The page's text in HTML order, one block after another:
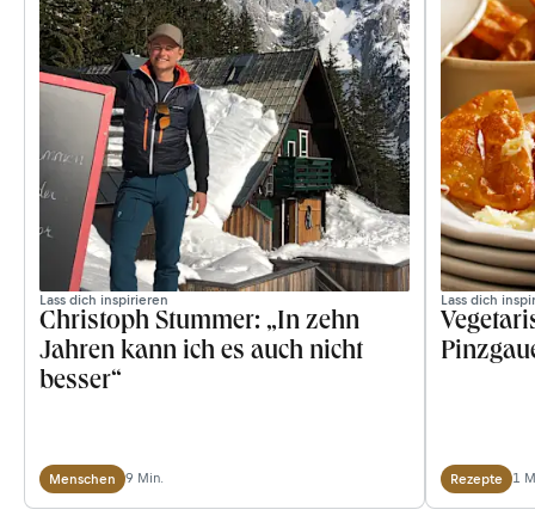
Lass dich inspirieren
Christoph Stummer: „In zehn
Jahren kann ich es auch nicht
besser“
Menschen 9 Min.
Lass dich
Rezepte 1